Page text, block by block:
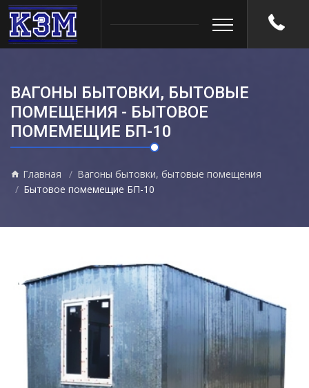
ВАГОНЫ БЫТОВКИ, БЫТОВЫЕ
ПОМЕЩЕНИЯ - БЫТОВОЕ
ПОМЕМЕЩИЕ БП-10
Главная
Вагоны бытовки, бытовые помещения
Бытовое помемещие БП-10